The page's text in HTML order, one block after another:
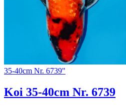
35-40cm Nr. 6739"
Koi 35-40cm Nr. 6739